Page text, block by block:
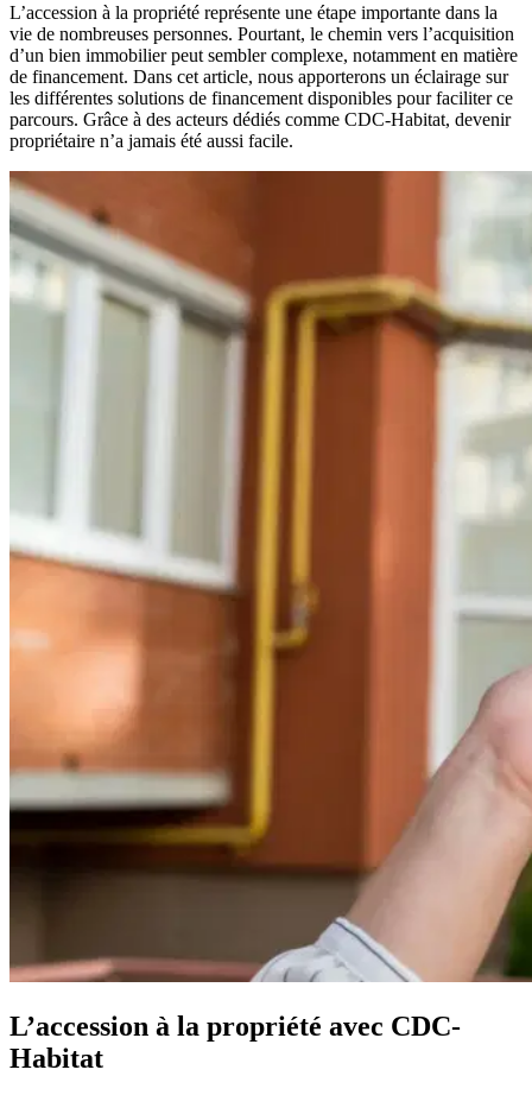
L’accession à la propriété représente une étape importante dans la
vie de nombreuses personnes. Pourtant, le chemin vers l’acquisition
d’un bien immobilier peut sembler complexe, notamment en matière
de financement. Dans cet article, nous apporterons un éclairage sur
les différentes solutions de financement disponibles pour faciliter ce
parcours. Grâce à des acteurs dédiés comme CDC-Habitat, devenir
propriétaire n’a jamais été aussi facile.
L’accession à la propriété avec CDC-
Habitat